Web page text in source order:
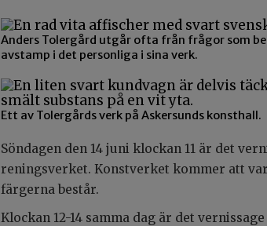
Anders Tolergård utgår ofta från frågor som
avstamp i det personliga i sina verk.
Ett av Tolergårds verk på Askersunds konsthall.
Söndagen den 14 juni klockan 11 är det
reningsverket. Konstverket kommer att
färgerna består.
Klockan 12-14 samma dag är det